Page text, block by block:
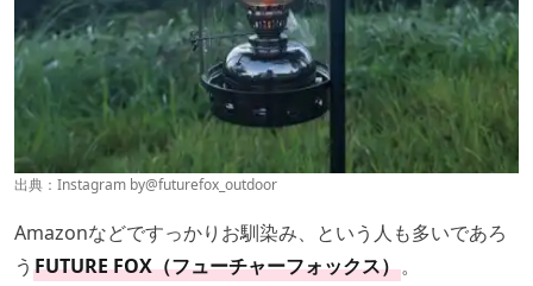
出典：Instagram by@futurefox_outdoor
Amazonなどですっかりお馴染み、という人も多いであろ
う FUTURE FOX（フューチャーフォックス）。